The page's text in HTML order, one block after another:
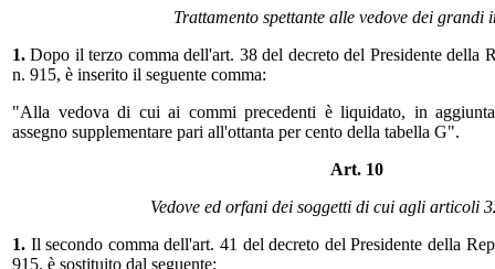
Trattamento spettante alle vedove dei grandi
1.Dopo il terzo comma dell'art. 38 del decreto del Presidente della
n. 915, è inserito il seguente comma:
"Alla vedova di cui ai commi precedenti è liquidato, in
assegno supplementare pari all'ottanta per cento della tabella G".
Art. 10
Vedove ed orfani dei soggetti di cui agli articoli
1. Il secondo comma dell'art. 41 del decreto del Presidente della
915, è sostituito dal seguente: